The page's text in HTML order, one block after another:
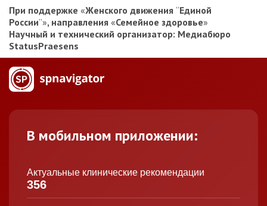
При поддержке «Женского движения “Единой
России”», направления «Семейное здоровье»
Научный и технический организатор: Медиабюро
StatusPraesens
В мобильном приложении:
Актуальные клинические рекомендации
356